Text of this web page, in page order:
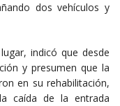
dos vehículos y
indicó que desde
y presumen que la
en su rehabilitación,
caída de la entrada